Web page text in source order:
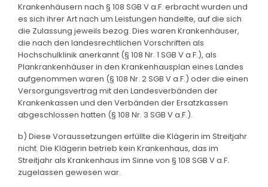
Krankenhäusern nach § 108 SGB V a.F. erbracht wurden und
es sich ihrer Art nach um Leistungen handelte, auf die sich
die Zulassung jeweils bezog. Dies waren Krankenhäuser,
die nach den landesrechtlichen Vorschriften als
Hochschulklinik anerkannt (§ 108 Nr. 1 SGB V a.F.), als
Plankrankenhäuser in den Krankenhausplan eines Landes
aufgenommen waren (§ 108 Nr. 2 SGB V a.F.) oder die einen
Versorgungsvertrag mit den Landesverbänden der
Krankenkassen und den Verbänden der Ersatzkassen
abgeschlossen hatten (§ 108 Nr. 3 SGB V a.F.).
b) Diese Voraussetzungen erfüllte die Klägerin im Streitjahr
nicht. Die Klägerin betrieb kein Krankenhaus, das im
Streitjahr als Krankenhaus im Sinne von § 108 SGB V a.F.
zugelassen gewesen war.